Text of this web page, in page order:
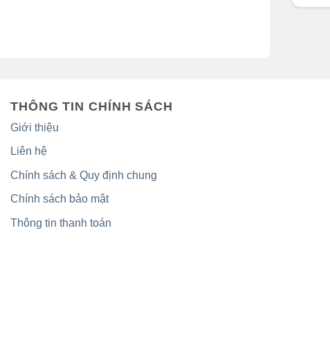
THÔNG TIN CHÍNH SÁCH
Giới thiệu
Liên hệ
Chính sách & Quy định chung
Chính sách bảo mật
Thông tin thanh toán